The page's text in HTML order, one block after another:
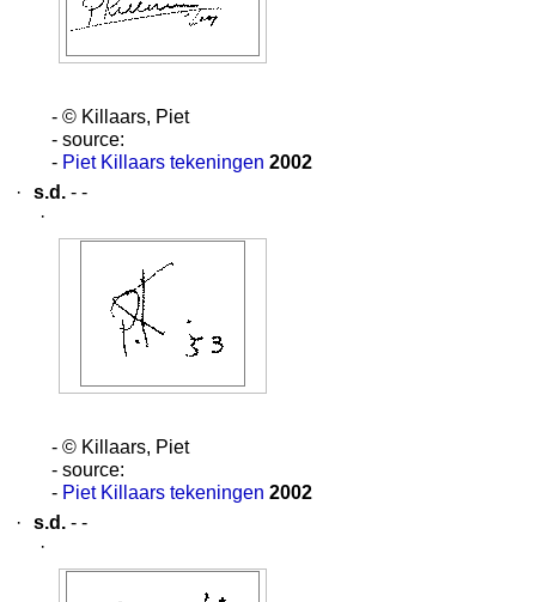
- © Killaars, Piet
- source:
- Piet Killaars tekeningen 2002
·
s.d. - -
·
- © Killaars, Piet
- source:
- Piet Killaars tekeningen 2002
·
s.d. - -
·